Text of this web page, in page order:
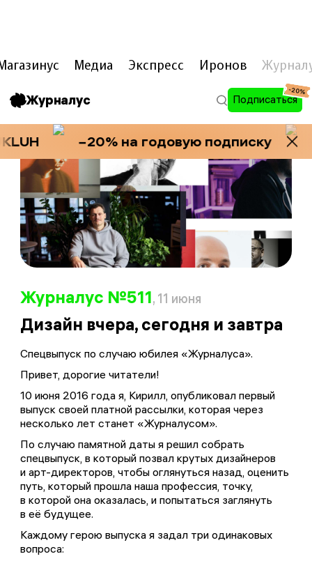
Медиа Экспресс Иронов
Журналус Подписаться
-20%
−20% на годовую подписку
Журналус №511, 11 июня
Дизайн вчера, сегодня и завтра
Спецвыпуск по случаю юбилея «Журналуса».
Привет, дорогие читатели!
10 июня 2016 года я, Кирилл, опубликовал первый
выпуск своей платной рассылки, которая через
несколько лет станет «Журналусом».
По случаю памятной даты я решил собрать
спецвыпуск, в который позвал крутых дизайнеров
и арт-директоров, чтобы оглянуться назад, оценить
путь, который прошла наша профессия, точку,
в которой она оказалась, и попытаться заглянуть
в её будущее.
Каждому герою выпуска я задал три одинаковых
вопроса: